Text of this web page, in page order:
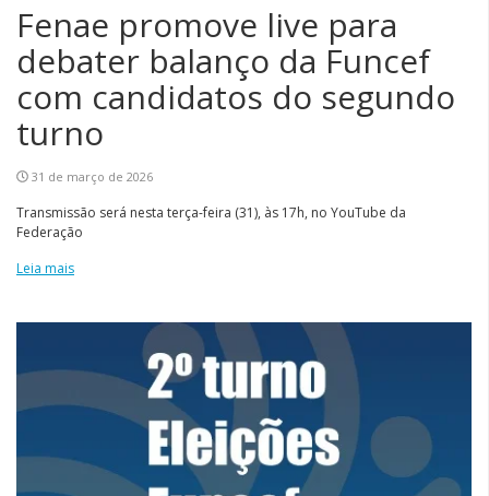
Fenae promove live para
debater balanço da Funcef
com candidatos do segundo
turno
31 de março de 2026
Transmissão será nesta terça-feira (31), às 17h, no YouTube da
Federação
Leia mais